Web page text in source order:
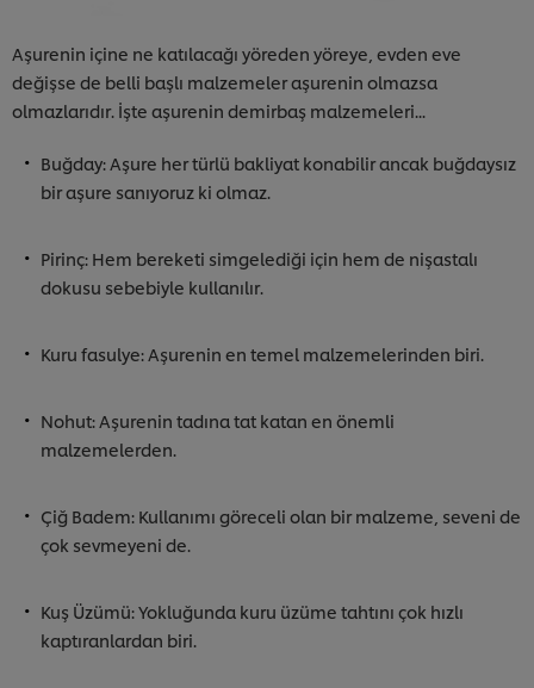
Aşurenin içine ne katılacağı yöreden yöreye, evden eve
değişse de belli başlı malzemeler aşurenin olmazsa
olmazlarıdır. İşte aşurenin demirbaş malzemeleri...
Buğday: Aşure her türlü bakliyat konabilir ancak buğdaysız
bir aşure sanıyoruz ki olmaz.
Pirinç: Hem bereketi simgelediği için hem de nişastalı
dokusu sebebiyle kullanılır.
Kuru fasulye: Aşurenin en temel malzemelerinden biri.
Nohut: Aşurenin tadına tat katan en önemli
malzemelerden.
Çiğ Badem: Kullanımı göreceli olan bir malzeme, seveni de
çok sevmeyeni de.
Kuş Üzümü: Yokluğunda kuru üzüme tahtını çok hızlı
kaptıranlardan biri.